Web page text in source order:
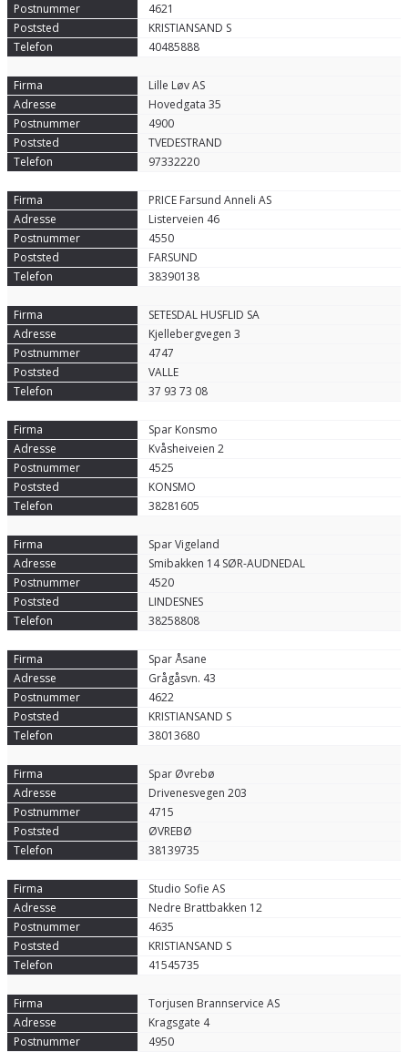
4621
KRISTIANSAND S
40485888
Lille Løv AS
Hovedgata 35
4900
TVEDESTRAND
97332220
PRICE Farsund Anneli AS
Listerveien 46
4550
FARSUND
38390138
SETESDAL HUSFLID SA
Kjellebergvegen 3
4747
VALLE
37 93 73 08
Spar Konsmo
Kvåsheiveien 2
4525
KONSMO
38281605
Spar Vigeland
Smibakken 14 SØR-AUDNEDAL
4520
LINDESNES
38258808
Spar Åsane
Grågåsvn. 43
4622
KRISTIANSAND S
38013680
Spar Øvrebø
Drivenesvegen 203
4715
ØVREBØ
38139735
Studio Sofie AS
Nedre Brattbakken 12
4635
KRISTIANSAND S
41545735
Torjusen Brannservice AS
Kragsgate 4
4950